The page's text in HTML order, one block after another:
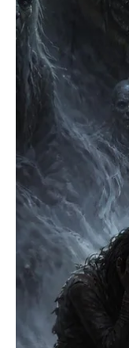
halten, eben
meis